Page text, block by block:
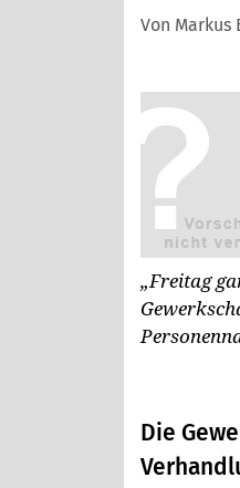
Von
„Freitag
Die